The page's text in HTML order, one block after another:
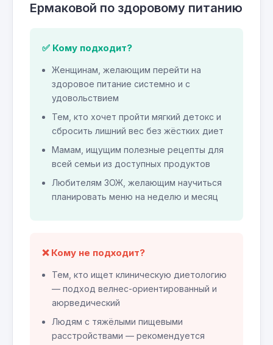
Ермаковой по здоровому питанию
✅ Кому подходит?
Женщинам, желающим перейти на
здоровое питание системно и с
удовольствием
Тем, кто хочет пройти мягкий детокс и
сбросить лишний вес без жёстких диет
Мамам, ищущим полезные рецепты для
всей семьи из доступных продуктов
Любителям ЗОЖ, желающим научиться
планировать меню на неделю и месяц
❌ Кому не подходит?
Тем, кто ищет клиническую диетологию
— подход велнес-ориентированный и
аюрведический
Людям с тяжёлыми пищевыми
расстройствами — рекомендуется